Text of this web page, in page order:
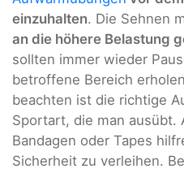
einzuhalten. Die Sehnen
an die höhere Belastung
sollten immer wieder
betroffene Bereich
beachten ist die richtige
Sportart, die man ausübt.
Bandagen oder Tapes
Sicherheit zu verleihen.